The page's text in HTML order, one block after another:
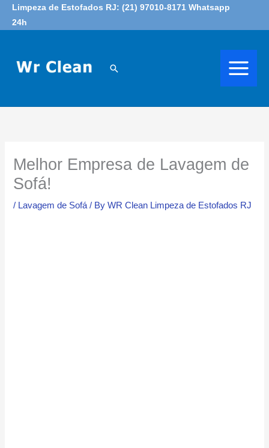
SkipLimpeza de Estofados RJ: (21) 97010-8171 Whatsapp
24h
Search
Melhor Empresa de Lavagem de
Sofá!
/ Lavagem de Sofá/ ByWR Clean Limpeza de Estofados RJ